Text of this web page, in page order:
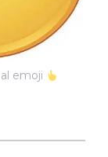
emoji